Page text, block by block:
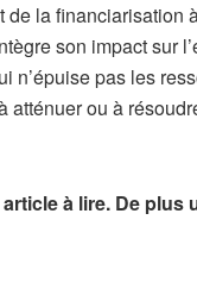
la financiarisation
son impact sur
n’épuise pas les
atténuer ou à
à lire. De